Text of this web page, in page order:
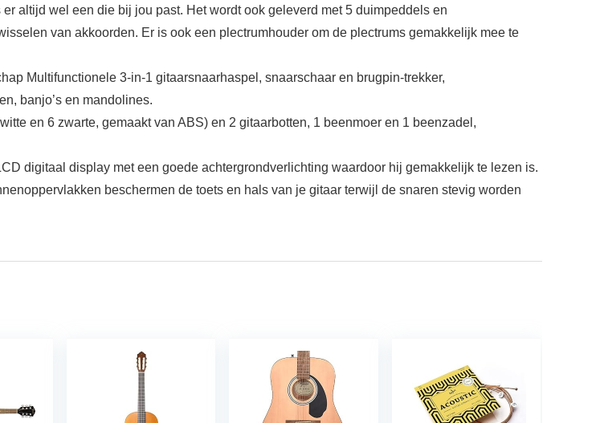
altijd wel een die bij jou past. Het wordt ook geleverd met 5 duimpeddels en
van akkoorden. Er is ook een plectrumhouder om de plectrums gemakkelijk mee te
Multifunctionele 3-in-1 gitaarsnaarhaspel, snaarschaar en brugpin-trekker,
banjo’s en mandolines.
en 6 zwarte, gemaakt van ABS) en 2 gitaarbotten, 1 beenmoer en 1 beenzadel,
digitaal display met een goede achtergrondverlichting waardoor hij gemakkelijk te lezen is.
beschermen de toets en hals van je gitaar terwijl de snaren stevig worden